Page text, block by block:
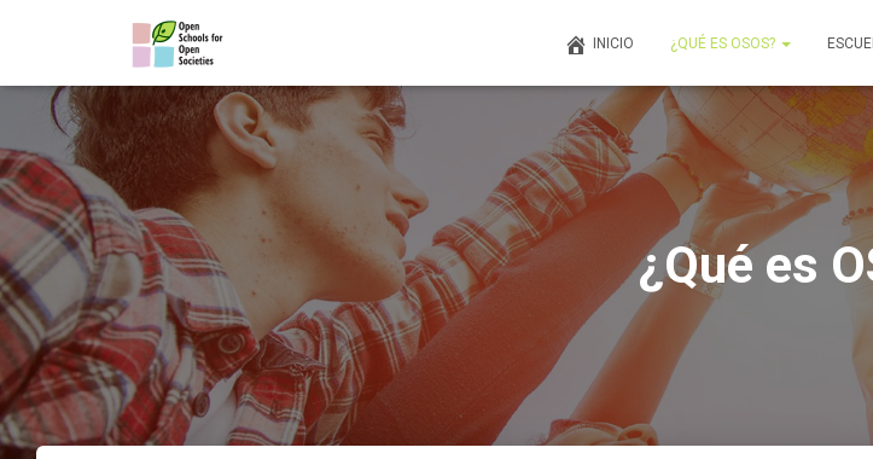
INICIO ¿QUÉ ES OSOS?
¿Qué es